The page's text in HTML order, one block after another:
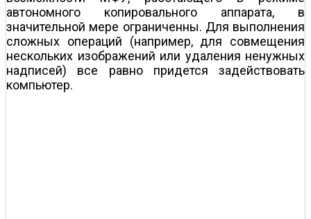
автономного копировального аппарата, в
значительной мере ограниченны. Для выполнения
сложных операций (например, для совмещения
нескольких изображений или удаления ненужных
надписей) все равно придется задействовать
компьютер.